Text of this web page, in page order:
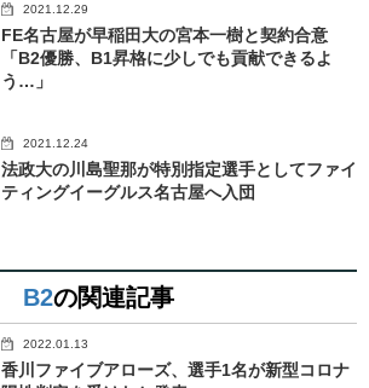
2021.12.29
FE名古屋が早稲田大の宮本一樹と契約合意
「B2優勝、B1昇格に少しでも貢献できるよ
う…」
2021.12.24
法政大の川島聖那が特別指定選手としてファイ
ティングイーグルス名古屋へ入団
B2の関連記事
2022.01.13
香川ファイブアローズ、選手1名が新型コロナ